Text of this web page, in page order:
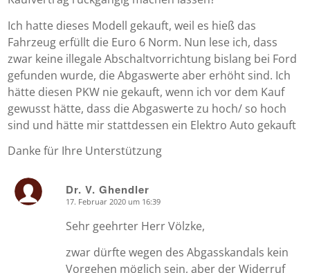
Ich hatte dieses Modell gekauft, weil es hieß das
Fahrzeug erfüllt die Euro 6 Norm. Nun lese ich, dass
zwar keine illegale Abschaltvorrichtung bislang bei Ford
gefunden wurde, die Abgaswerte aber erhöht sind. Ich
hätte diesen PKW nie gekauft, wenn ich vor dem Kauf
gewusst hätte, dass die Abgaswerte zu hoch/ so hoch
sind und hätte mir stattdessen ein Elektro Auto gekauft
Danke für Ihre Unterstützung
Dr. V. Ghendler
17. Februar 2020 um 16:39
Sehr geehrter Herr Völzke,
zwar dürfte wegen des Abgasskandals kein
Vorgehen möglich sein, aber der Widerruf